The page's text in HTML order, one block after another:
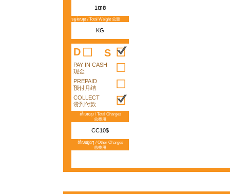
1បាច់
ទម្ងន់សរុប / Total Weight 总重
KG
D S
PAY IN CASH
现金
PREPAID
预付月结
COLLECT
货到付款
តំលៃសរុប / Total Charges
总费用
CC10$
តំលៃផ្សេងៗ / Other Charges
总费用